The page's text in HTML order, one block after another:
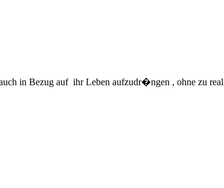
in Bezug auf ihr Leben aufzudr�ngen , ohne zu